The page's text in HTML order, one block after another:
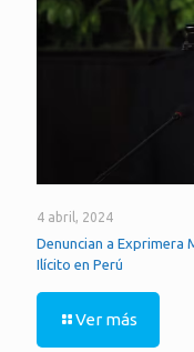
4 abril, 2024
Denuncian a Exprimera
Ilícito en Perú
Ver más